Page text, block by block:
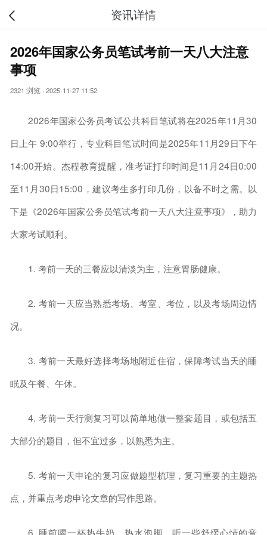
资讯详情
2026年国家公务员笔试考前一天八大注意
事项
2321 浏览 · 2025-11-27 11:52
2026年国家公务员考试公共科目笔试将在2025年11月30
日上午 9:00举行，专业科目笔试时间是2025年11月29日下午
14:00开始。杰程教育提醒，准考证打印时间是11月24日0:00
至11月30日15:00，建议考生多打印几份，以备不时之需。以
下是《2026年国家公务员笔试考前一天八大注意事项》，助力
大家考试顺利。
1. 考前一天的三餐应以清淡为主，注意胃肠健康。
2. 考前一天应当熟悉考场、考室、考位，以及考场周边情
况。
3. 考前一天最好选择考场地附近住宿，保障考试当天的睡
眠及午餐、午休。
4. 考前一天行测复习可以简单地做一整套题目，或包括五
大部分的题目，但不宜过多，以熟悉为主。
5. 考前一天申论的复习应做题型梳理，复习重要的主题热
点，并重点考虑申论文章的写作思路。
6. 睡前喝一杯热牛奶、热水泡脚、听一些舒缓心情的音